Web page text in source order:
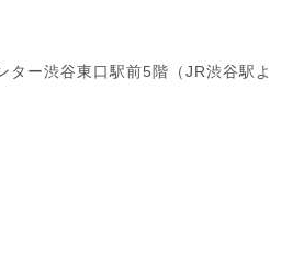
ター渋谷東口駅前5階（JR渋谷駅よ